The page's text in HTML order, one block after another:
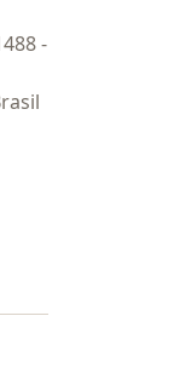
-
separador